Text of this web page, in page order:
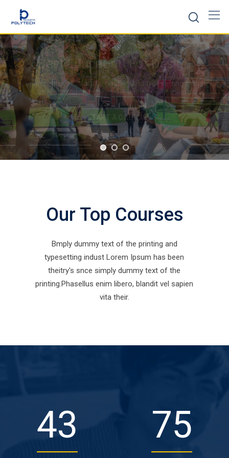
Best Education WordPress Theme
Our Top Courses
Bmply dummy text of the printing and
typesetting indust Lorem Ipsum has been
theitry's snce simply dummy text of the
printing.Phasellus enim libero, blandit vel sapien
vita their.
49 85